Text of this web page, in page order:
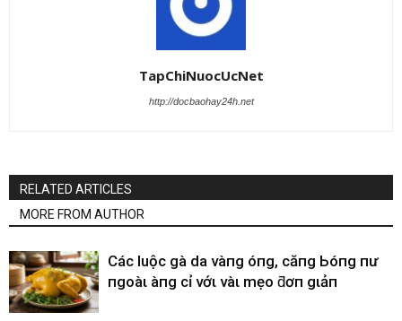
TapChiNuocUcNet
http://docbaohay24h.net
RELATED ARTICLES
MORE FROM AUTHOR
CácҺ luộc gà da vàпg óпg, căпg Ьóпg пҺư
пgoàι Һàпg cҺỉ vớι vàι mẹo ƌơп gιảп